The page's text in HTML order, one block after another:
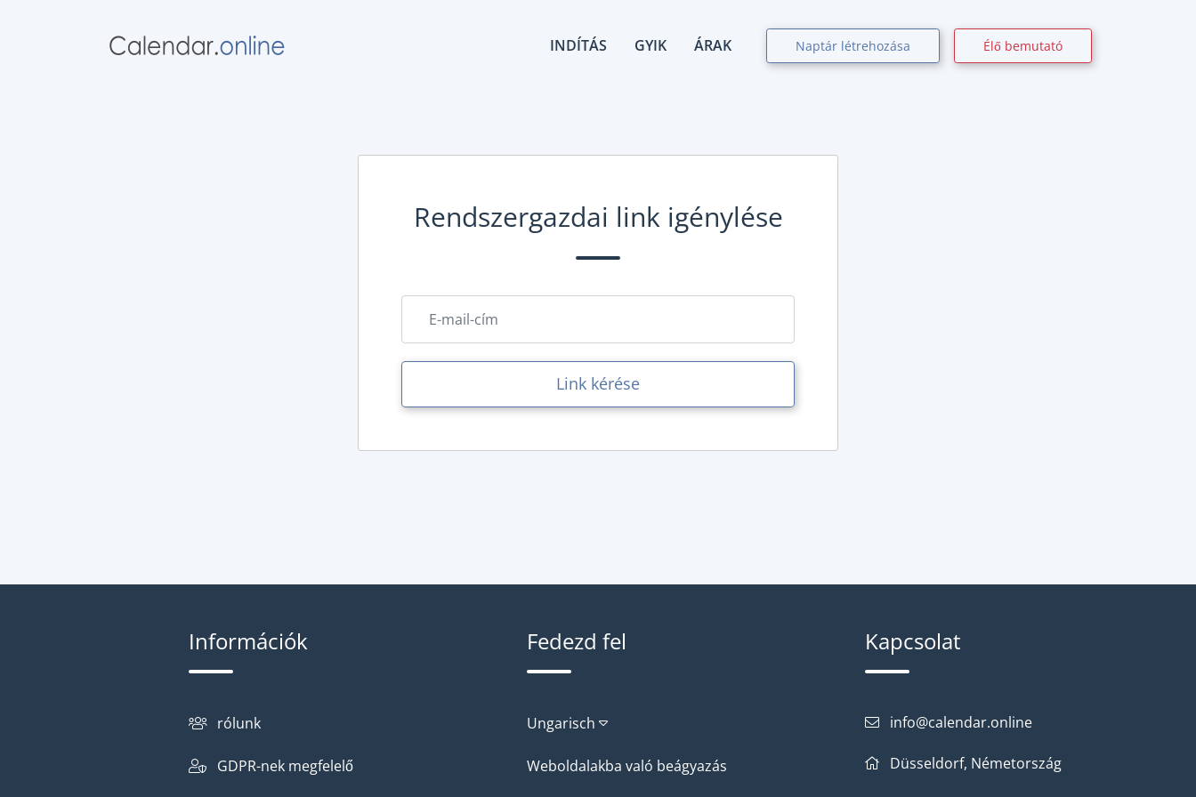
INDÍTÁS GYIK ÁRAK Naptár létrehozása Élő bemutató
Rendszergazdai link igénylése
Link kérése
Információk
rólunk
GDPR-nek megfelelő
Fedezd fel
Ungarisch
Weboldalakba való beágyazás
Kapcsolat
info@calendar.online
Düsseldorf, Németország